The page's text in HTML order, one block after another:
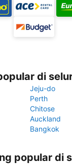
di
Jeju-do
Perth
Chitose
Auckland
Bangkok
popular di